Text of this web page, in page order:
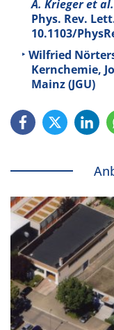
A. Krieger et
Phys. Rev.
10.1103/
Wilfried
Kernchemie,
Mainz (JGU)